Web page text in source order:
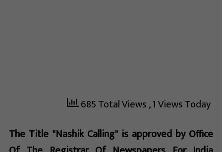
685 Total Views, 1 Views Today
The Title "Nashik Calling" is approved by Office